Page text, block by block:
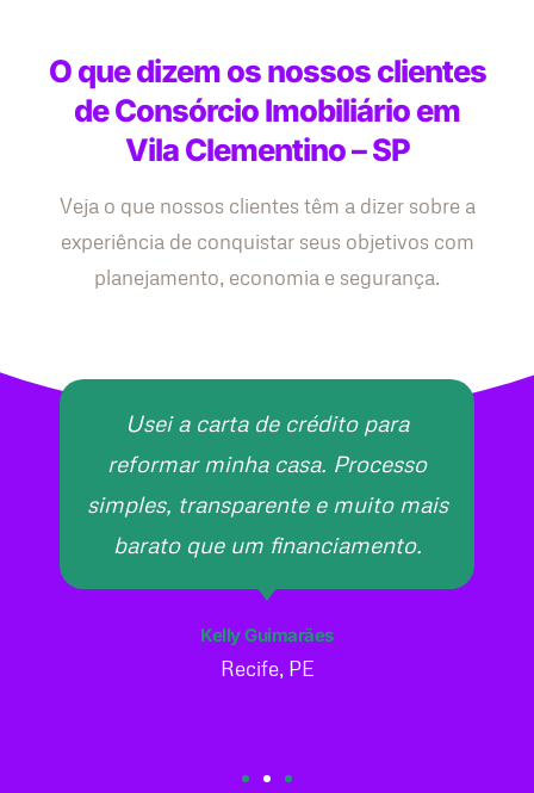
O que dizem os nossos clientes
de Consórcio Imobiliário em
Vila Clementino – SP
Veja o que nossos clientes têm a dizer sobre a
experiência de conquistar seus objetivos com
planejamento, economia e segurança.
Usei a carta de crédito para
reformar minha casa. Processo
simples, transparente e muito mais
barato que um financiamento.
Kelly Guimarães
Recife, PE